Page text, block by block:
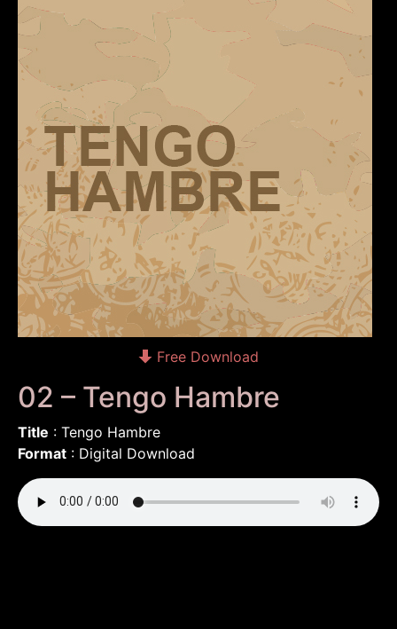
Free Download
02 – Tengo Hambre
Title : Tengo Hambre
Format : Digital Download